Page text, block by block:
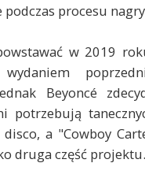
podczas procesu
w 2019
Beyoncé
potrzebują
a "Cowboy
druga część projektu.